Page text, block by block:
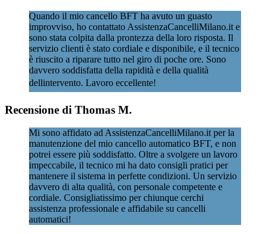
Quando il mio cancello BFT ha avuto un guasto
improvviso, ho contattato AssistenzaCancelliMilano.it e
sono stata colpita dalla prontezza della loro risposta. Il
servizio clienti è stato cordiale e disponibile, e il tecnico
è riuscito a riparare tutto nel giro di poche ore. Sono
davvero soddisfatta della rapidità e della qualità
dellintervento. Lavoro eccellente!
Recensione di Thomas M.
Mi sono affidato ad AssistenzaCancelliMilano.it per la
manutenzione del mio cancello automatico BFT, e non
potrei essere più soddisfatto. Oltre a svolgere un lavoro
impeccabile, il tecnico mi ha dato consigli pratici per
mantenere il sistema in perfette condizioni. Un servizio
davvero di alta qualità, con personale competente e
cordiale. Consigliatissimo per chiunque cerchi
assistenza professionale e affidabile su cancelli
automatici!